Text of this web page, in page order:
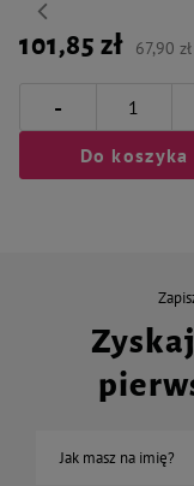
101,85 zł 67,90
-
Do koszyka
Jak masz na imię?